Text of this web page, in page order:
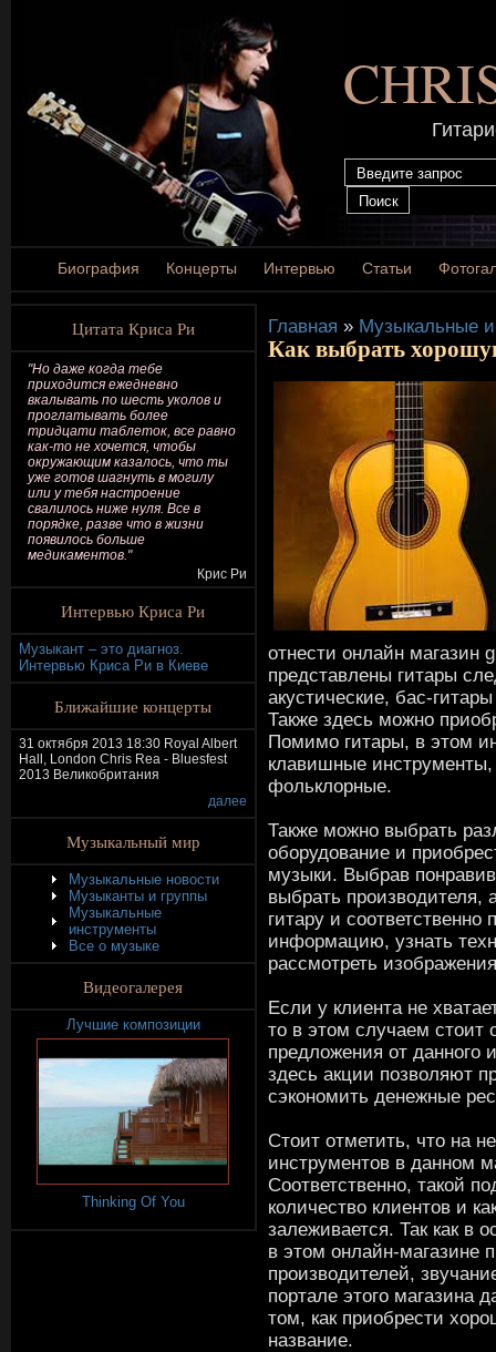
Биография Концерты Интервью Статьи
Цитата Криса Ри
"Но даже когда тебе
приходится ежедневно
вкалывать по шесть уколов и
проглатывать более
тридцати таблеток, все равно
как-то не хочется, чтобы
окружающим казалось, что ты
уже готов шагнуть в могилу
или у тебя настроение
свалилось ниже нуля. Все в
порядке, разве что в жизни
появилось больше
медикаментов."
Крис Ри
Интервью Криса Ри
Музыкант – это диагноз.
Интервью Криса Ри в Киеве
Ближайшие концерты
31 октября 2013 18:30 Royal Albert
Hall, London Chris Rea - Bluesfest
2013 Великобритания
далее
Музыкальный мир
Музыкальные новости
Музыканты и группы
Музыкальные
инструменты
Все о музыке
Видеогалерея
Лучшие композиции
Thinking Of You
Главная » Музыкальные
Как выбрать
отнести онлайн магазин
представлены гитары
акустические, бас-
Также здесь можно
Помимо гитары, в этом
клавишные
фольклорные.
Также можно выбрать
оборудование и
музыки. Выбрав
выбрать производителя,
гитару и
информацию, узнать
рассмотреть
Если у клиента не
то в этом случаем стоит
предложения от данного
здесь акции позволяют
сэкономить денежные
Стоит отметить, что на
инструментов в данном
Соответственно, такой
количество клиентов и
залеживается. Так как в
в этом онлайн-магазине
производителей,
портале этого магазина
том, как приобрести
название.